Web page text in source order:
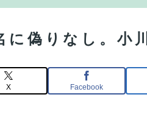
に偽りなし。小
X Facebook